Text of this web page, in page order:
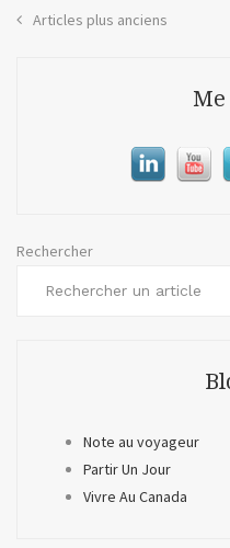
Navigation
Articles plus anciens
Rechercher
Note au voyageur
Partir Un Jour
Vivre Au Canada